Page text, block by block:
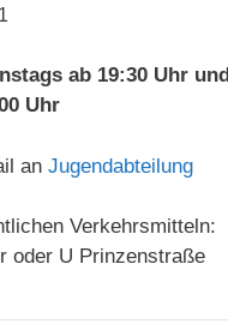
ab 19:30 Uhr und
Uhr
an Jugendabteilung
Verkehrsmitteln:
oder U Prinzenstraße